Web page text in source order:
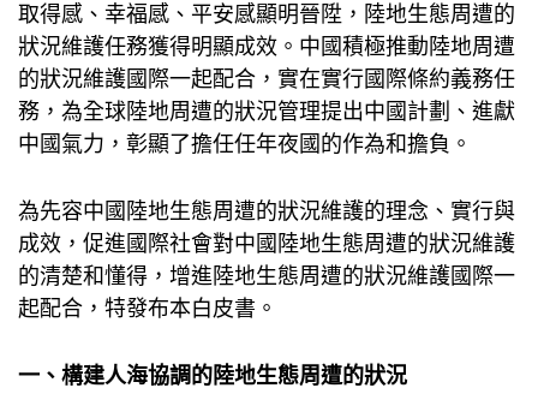
取得感、幸福感、平安感顯明晉陞，陸地生態周遭的
狀況維護任務獲得明顯成效。中國積極推動陸地周遭
的狀況維護國際一起配合，實在實行國際條約義務任
務，為全球陸地周遭的狀況管理提出中國計劃、進獻
中國氣力，彰顯了擔任任年夜國的作為和擔負。
為先容中國陸地生態周遭的狀況維護的理念、實行與
成效，促進國際社會對中國陸地生態周遭的狀況維護
的清楚和懂得，增進陸地生態周遭的狀況維護國際一
起配合，特發布本白皮書。
一、構建人海協調的陸地生態周遭的狀況